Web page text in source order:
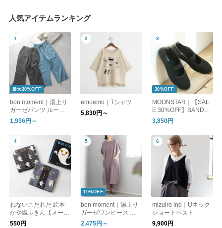
人気アイテムランキング
最大20%OFF
bon moment｜湯上り
ガーゼパンツ ルーム
パンツ
1,936円～
emoemo｜Tシャツ
5,830円～
30%OFF
MOONSTAR｜【SAL
E 30%OFF】BANDBA
LLET バンドバレー バ
レーシューズ フラッ
トシューズ bandballet
3,850円
ねないこだれだ 絵本
かや織ふきん【メール
便可】
550円
10%OFF
bon moment｜湯上り
ガーゼワンピース ル
ームワンピース
2,475円～
mizuiro ind｜Uネック
ショートベスト
9,900円